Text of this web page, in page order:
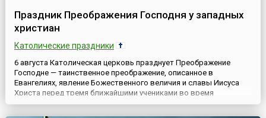
Праздник Преображения Господня у западных
христиан
Католические праздники
6 августа Католическая церковь празднует Преображение
Господне — таинственное преображение, описанное в
Евангелиях, явление Божественного величия и славы Иисуса
Христа перед тремя ближайшими учениками во время
молитвы.В конце пути земной жизни Господь Иисус Христос